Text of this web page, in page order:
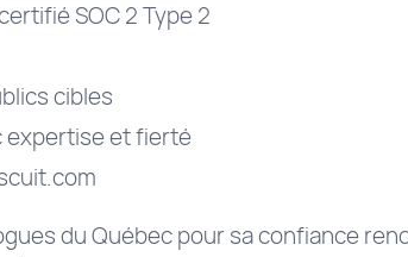
SOC 2 Type 2
cibles
expertise et fierté
du Québec pour sa confiance